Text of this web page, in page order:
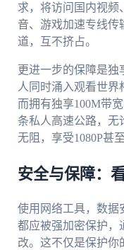
求，将访问国内视频
音、游戏加速专线传
道，互不挤占。
更进一步的保障是
人同时涌入观看世界
而拥有独享100M带
条私人高速公路，无
无阻，享受1080P甚
安全与保障：
使用网络工具，数据
都应被强加密保护，
改。这不仅是保护你